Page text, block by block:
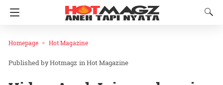
Homepage Hot Magazine
Hotmagz inHot Magazine